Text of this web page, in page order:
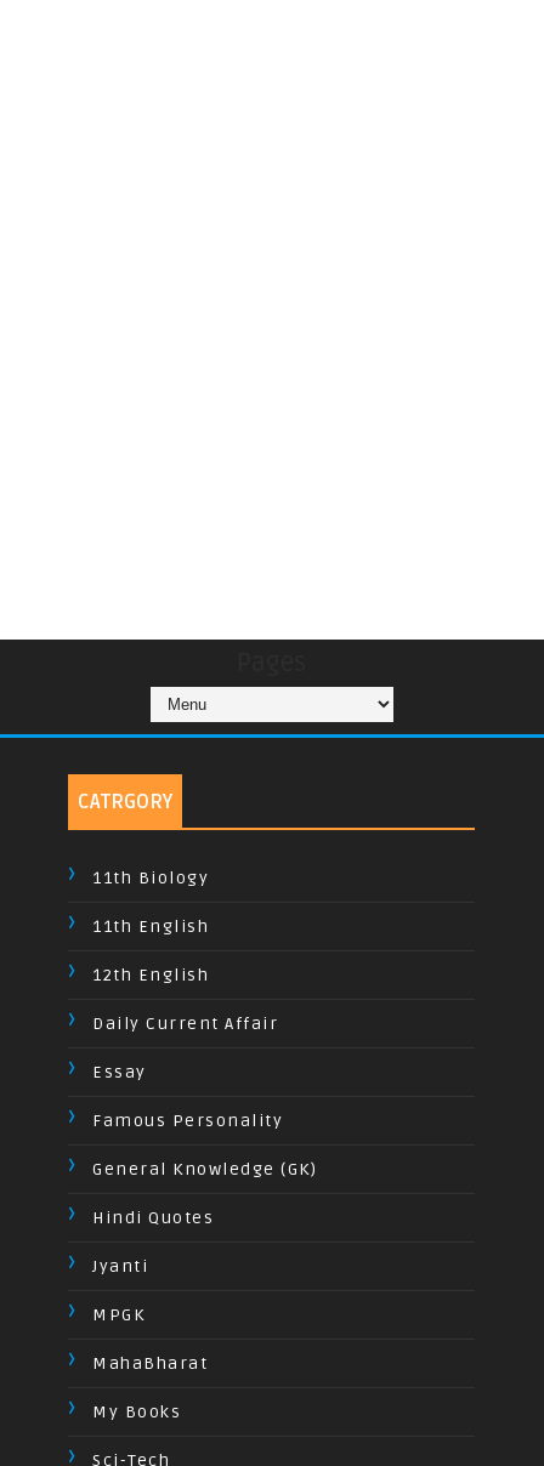
CATRGORY
11th Biology
11th English
12th English
Daily Current Affair
Essay
Famous Personality
General Knowledge (GK)
Hindi Quotes
Jyanti
MPGK
MahaBharat
My Books
Sci-Tech